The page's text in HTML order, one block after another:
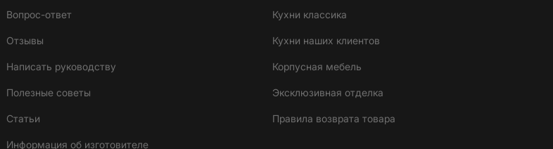
Вопрос-ответ
Отзывы
Написать руководству
Полезные советы
Статьи
Информация об изготовителе
Кухни классика
Кухни наших клиентов
Корпусная мебель
Эксклюзивная отделка
Правила возврата товара